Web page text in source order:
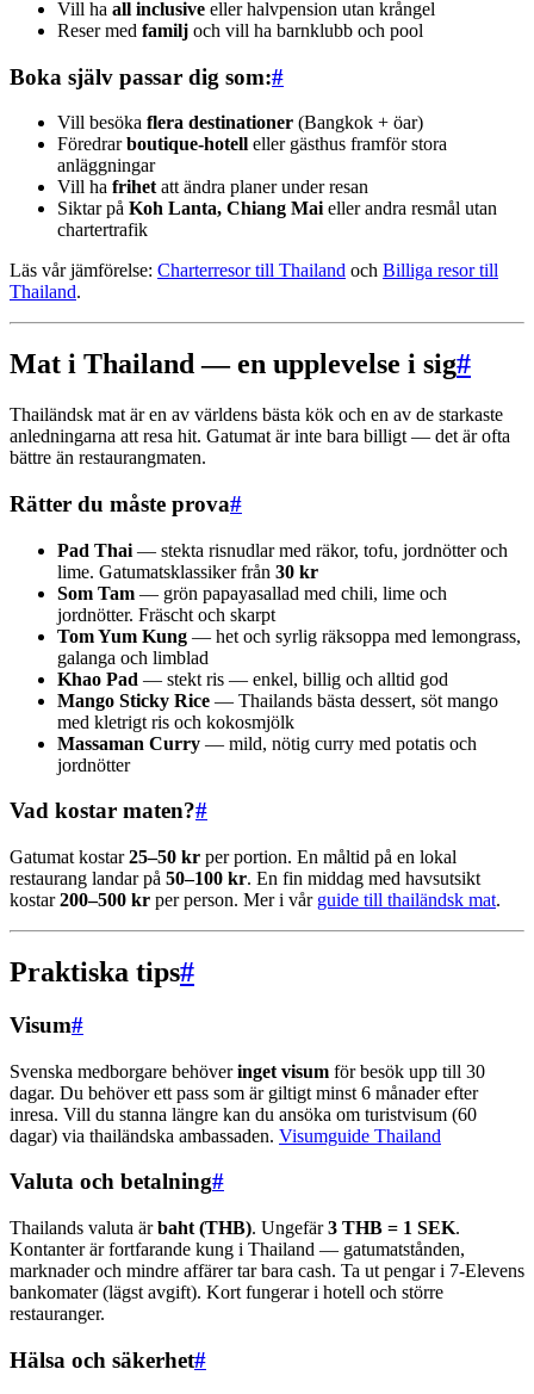
Vill ha all inclusive eller halvpension utan krångel
Reser med familj och vill ha barnklubb och pool
Boka själv passar dig som:#
Vill besöka flera destinationer (Bangkok + öar)
Föredrarboutique-hotell eller gästhus framför stora
anläggningar
Vill ha frihet att ändra planer under resan
Siktar på Koh Lanta, Chiang Mai eller andra resmål utan
chartertrafik
Läs vår jämförelse: Charterresor till Thailand och Billiga resor till
Thailand.
Mat i Thailand — en upplevelse i sig#
Thailändsk mat är en av världens bästa kök och en av de starkaste
anledningarna att resa hit. Gatumat är inte bara billigt — det är ofta
bättre än restaurangmaten.
Rätter du måste prova#
Pad Thai — stekta risnudlar med räkor, tofu, jordnötter och
lime. Gatumatsklassiker från 30 kr
Som Tam — grön papayasallad med chili, lime och
jordnötter. Fräscht och skarpt
Tom Yum Kung — het och syrlig räksoppa med lemongrass,
galanga och limblad
Khao Pad — stekt ris — enkel, billig och alltid god
Mango Sticky Rice — Thailands bästa dessert, söt mango
med kletrigt ris och kokosmjölk
Massaman Curry — mild, nötig curry med potatis och
jordnötter
Vad kostar maten?#
Gatumat kostar25–50 kr per portion. En måltid på en lokal
restaurang landar på 50–100 kr. En fin middag med havsutsikt
kostar200–500 kr per person. Mer i vår guide till thailändsk mat.
Praktiska tips#
Visum#
Svenska medborgare behöveringet visum för besök upp till 30
dagar. Du behöver ett pass som är giltigt minst 6 månader efter
inresa. Vill du stanna längre kan du ansöka om turistvisum (60
dagar) via thailändska ambassaden. Visumguide Thailand
Valuta och betalning#
Thailands valuta ärbaht (THB). Ungefär3 THB = 1 SEK.
Kontanter är fortfarande kung i Thailand — gatumatstånden,
marknader och mindre affärer tar bara cash. Ta ut pengar i 7-Elevens
bankomater (lägst avgift). Kort fungerar i hotell och större
restauranger.
Hälsa och säkerhet#